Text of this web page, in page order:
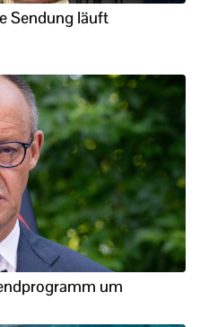
Sendung läuft
um